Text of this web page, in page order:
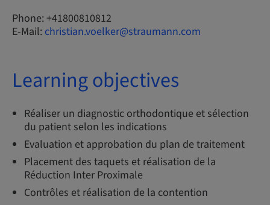
Phone: +41800810812
E-Mail: christian.voelker@straumann.com
Learning objectives
Réaliser un diagnostic orthodontique et sélection
du patient selon les indications
Evaluation et approbation du plan de traitement
Placement des taquets et réalisation de la
Réduction Inter Proximale
Contrôles et réalisation de la contention